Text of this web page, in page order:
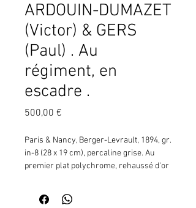
ARDOUIN-DUMAZET
(Victor) & GERS
(Paul) . Au
régiment, en
escadre .
500,00 €
Paris & Nancy, Berger-Levrault, 1894, gr.
in-8 (28 x 19 cm), percaline grise. Au
premier plat polychrome, rehaussé d'or
réserve, pp. 118-120), et ensemble de
navires (cuirassé, p. 197 ; canot, p. 158 ;